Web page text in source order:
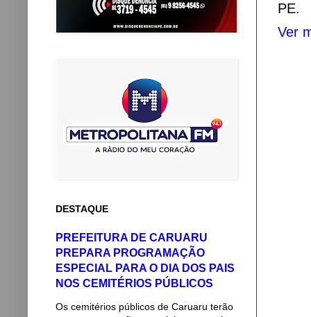
PE.
Ver
DESTAQUE
PREFEITURA DE CARUARU
PREPARA PROGRAMAÇÃO
ESPECIAL PARA O DIA DOS PAIS
NOS CEMITÉRIOS PÚBLICOS
Os cemitérios públicos de Caruaru terão